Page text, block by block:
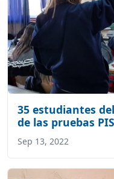
35 estudiantes
de las pruebas
Sep 13, 2022